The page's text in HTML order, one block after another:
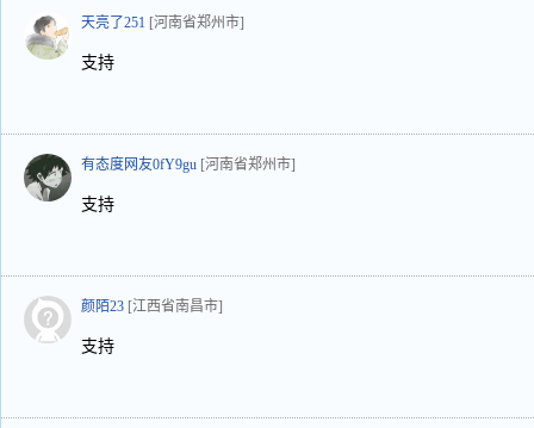
天亮了251 [河南省郑州市]
支持
有态度网友0fY9gu [河南省郑州市]
支持
颜陌23 [江西省南昌市]
支持